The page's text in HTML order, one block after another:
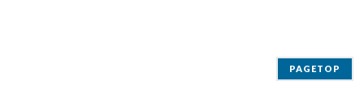
PAGETOP